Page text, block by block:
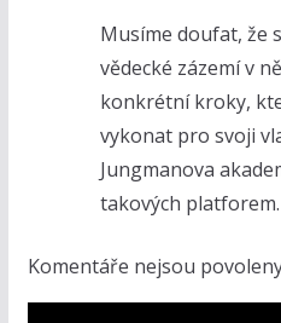
Musíme doufat, že
vědecké zázemí v
konkrétní kroky,
vykonat pro svoji
Jungmanova
takových platforem.
Komentáře nejsou